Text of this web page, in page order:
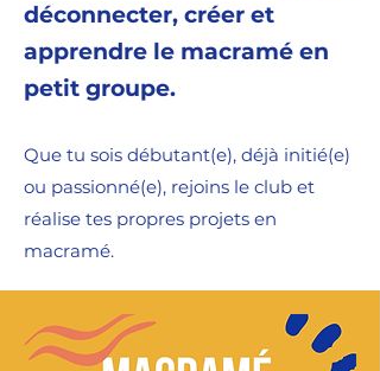
déconnecter, créer et
apprendre le macramé en
petit groupe.
Que tu sois débutant(e), déjà initié(e)
ou passionné(e), rejoins le club et
réalise tes propres projets en
macramé.